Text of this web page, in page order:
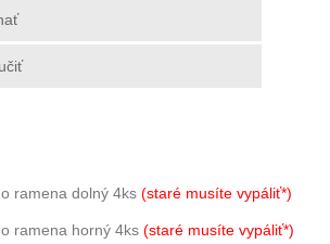
ramena dolný 4ks (staré musíte vypáliť*)
ramena horný 4ks(staré musíte vypáliť*)